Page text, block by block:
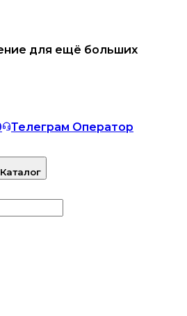
для ещё больших
Телеграм Оператор
Каталог